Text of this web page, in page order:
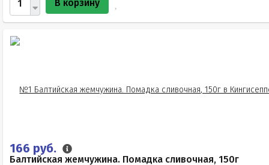
В корзину
166 руб.
Балтийская жемчужина. Помадка сливочная, 150г